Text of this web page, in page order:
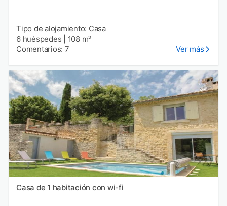
Tipo de alojamiento: Casa
6 huéspedes
108 m²
Comentarios: 7
Ver más
Casa de 1 habitación con wi-fi